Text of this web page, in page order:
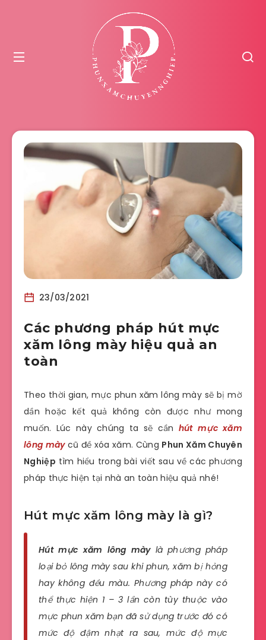
23/03/2021
Các phương pháp hút mực
xăm lông mày hiệu quả an
toàn
Theo thời gian, mực phun xăm lông mày sẽ bị mờ
dần hoặc kết quả không còn được như mong
muốn. Lúc này chúng ta sẽ cần hút mực xăm
lông màycũ đề xóa xăm. Cùng Phun Xăm Chuyên
Nghiệp tìm hiểu trong bài viết sau về các phương
pháp thực hiện tại nhà an toàn hiệu quả nhé!
Hút mực xăm lông mày là gì?
Hút mực xăm lông màylà phương pháp
loại bỏ lông mày sau khi phun, xăm bị hỏng
hay không đều màu. Phương pháp này có
thể thực hiện 1 – 3 lần còn tùy thuộc vào
mực phun xăm bạn đã sử dụng trước đó có
mức độ đậm nhạt ra sau, mức độ mực